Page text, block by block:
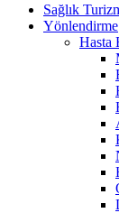
Sağlık
Yönlendirme
Hasta